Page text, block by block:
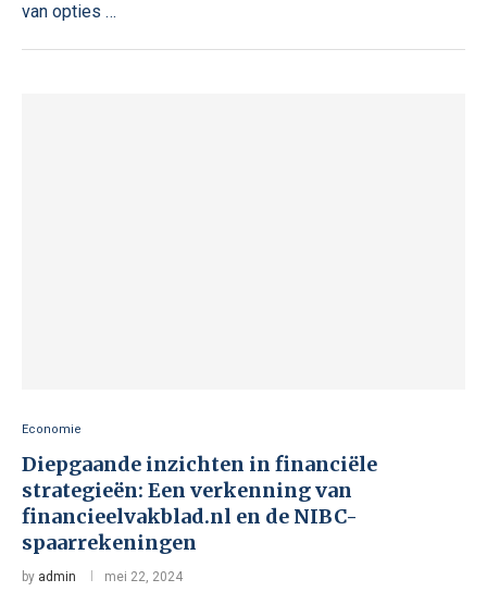
van opties …
Economie
Diepgaande inzichten in financiële
strategieën: Een verkenning van
financieelvakblad.nl en de NIBC-
spaarrekeningen
by admin mei 22, 2024